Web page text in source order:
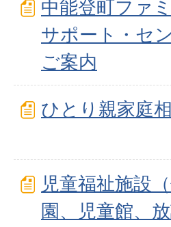
中能登町ファ
サポート・セ
ご案内
ひとり親家庭
児童福祉施設
園、児童館、